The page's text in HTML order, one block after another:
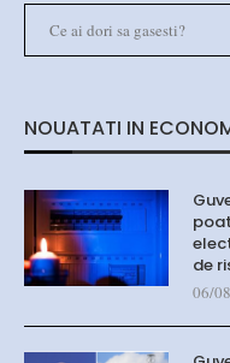
NOUATATI IN
de
06/